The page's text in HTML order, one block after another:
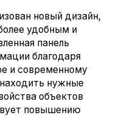
новый дизайн,
удобным и
панель
благодаря
и современному
нужные
объектов
повышению